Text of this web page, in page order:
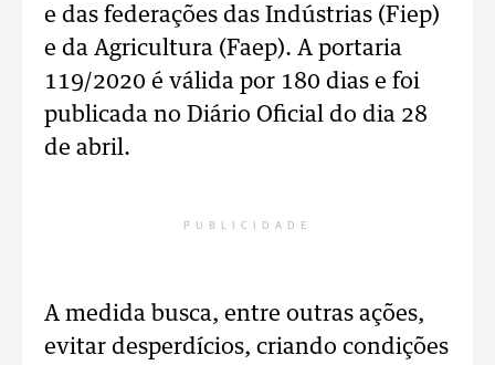
e das federações das Indústrias (Fiep)
e da Agricultura (Faep). A portaria
119/2020 é válida por 180 dias e foi
publicada no Diário Oficial do dia 28
de abril.
PUBLICIDADE
A medida busca, entre outras ações,
evitar desperdícios, criando condições